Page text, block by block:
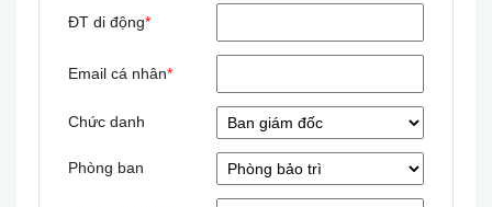
ĐT di động*
Email cá nhân*
Chức danh
Phòng ban